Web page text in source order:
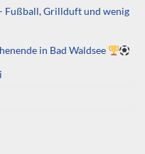
Fußball, Grillduft und wenig
in Bad Waldsee